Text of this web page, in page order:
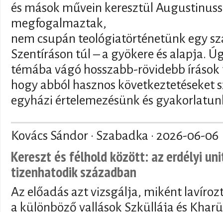
és mások művein keresztül
megfogalmaztak,
nem csupán teológiatörténetünk egy
Szentíráson túl – a gyökere és alapja.
témába vágó hosszabb-rövidebb
hogy abból hasznos következtetéseket
egyházi értelemezésünk és
Kovács Sándor · Szabadka · 2026-06-06
Kereszt és félhold között: az erdélyi
tizenhatodik században
Az előadás azt vizsgálja, miként
a különböző vallások Szküllája és